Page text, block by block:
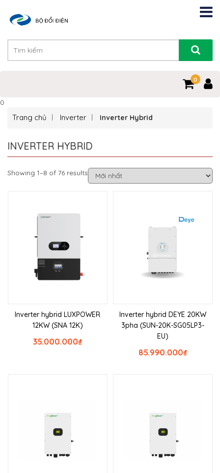
0
0
Trang chủ Inverter Inverter Hybrid
INVERTER HYBRID
Showing 1–8 of 76 results
Inverter hybrid LUXPOWER
12KW (SNA 12K)
₫
35.000.000
Inverter hybrid DEYE 20KW
3pha (SUN-20K-SG05LP3-
EU)
₫
85.990.000